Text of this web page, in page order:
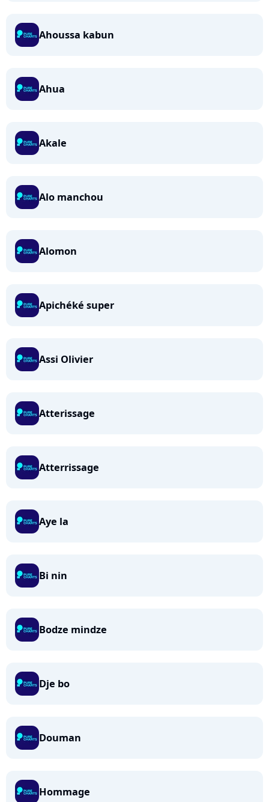
Ahoussa kabun
Ahua
Akale
Alo manchou
Alomon
Apichéké super
Assi Olivier
Atterissage
Atterrissage
Aye la
Bi nin
Bodze mindze
Dje bo
Douman
Hommage